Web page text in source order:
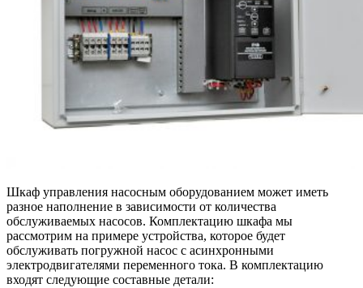
Шкаф управления насосным оборудованием может иметь
разное наполнение в зависимости от количества
обслуживаемых насосов. Комплектацию шкафа мы
рассмотрим на примере устройства, которое будет
обслуживать погружной насос с асинхронными
электродвигателями переменного тока. В комплектацию
входят следующие составные детали: